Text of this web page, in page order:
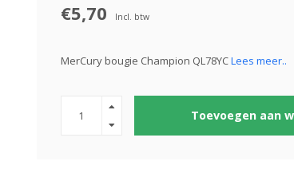
€5,70 Incl. btw
MerCury bougie Champion QL78YCLees meer..
Toevoegen aan